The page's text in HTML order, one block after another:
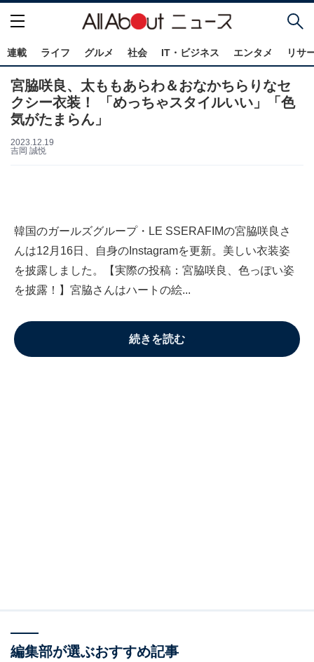
連載 ライフ グルメ 社会 IT・ビジネス エンタメ リサ
宮脇咲良、太ももあらわ＆おなかちらりなセ
クシー衣装！ 「めっちゃスタイルいい」「色
気がたまらん」
2023.12.19
吉岡 誠悦
韓国のガールズグループ・LE SSERAFIMの宮脇咲良さ
んは12月16日、自身のInstagramを更新。美しい衣装姿
を披露しました。【実際の投稿：宮脇咲良、色っぽい姿
を披露！】宮脇さんはハートの絵...
続きを読む
編集部が選ぶおすすめ記事